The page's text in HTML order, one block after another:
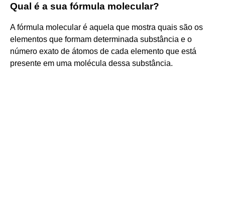
Qual é a sua fórmula molecular?
A fórmula molecular é aquela que mostra quais são os
elementos que formam determinada substância e o
número exato de átomos de cada elemento que está
presente em uma molécula dessa substância.